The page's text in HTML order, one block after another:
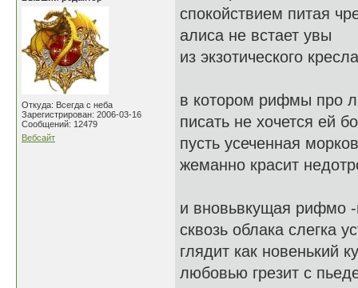
Откуда: Всегда с неба
Зарегистрирован: 2006-03-16
Сообщений: 12479
Вебсайт
спокойствием питая
алиса не встает увы
из экзотического кресла
в котором рифмы про
писать не хочется ей
пусть усеченная
жеманно красит
и вновьвкущая рифмо
сквозь облака слегка
глядит как новенький
любовью грезит с